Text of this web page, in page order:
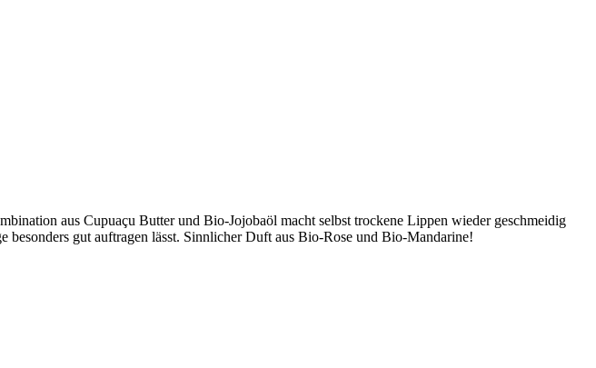
aus Cupuaçu Butter und Bio-Jojobaöl macht selbst trockene Lippen wieder geschmeidig
gut auftragen lässt. Sinnlicher Duft aus Bio-Rose und Bio-Mandarine!